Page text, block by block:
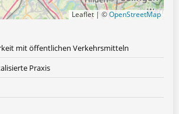
Leaflet | ©OpenStreetMap
mit öffentlichen Verkehrsmitteln
Praxis